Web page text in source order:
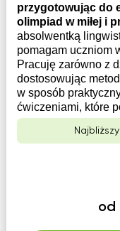
przygotowując do
olimpiad w miłej i
absolwentką
pomagam uczniom
Pracuję zarówno z
dostosowując
w sposób
ćwiczeniami, które
od